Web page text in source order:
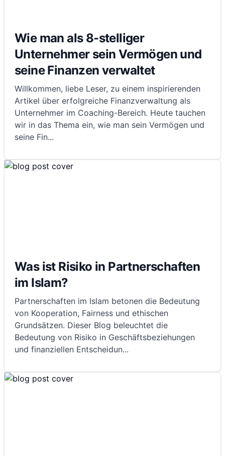
Wie man als 8-stelliger
Unternehmer sein Vermögen und
seine Finanzen verwaltet
Willkommen, liebe Leser, zu einem inspirierenden
Artikel über erfolgreiche Finanzverwaltung als
Unternehmer im Coaching-Bereich. Heute tauchen
wir in das Thema ein, wie man sein Vermögen und
seine Fin...
Was ist Risiko in Partnerschaften
im Islam?
Partnerschaften im Islam betonen die Bedeutung
von Kooperation, Fairness und ethischen
Grundsätzen. Dieser Blog beleuchtet die
Bedeutung von Risiko in Geschäftsbeziehungen
und finanziellen Entscheidun...